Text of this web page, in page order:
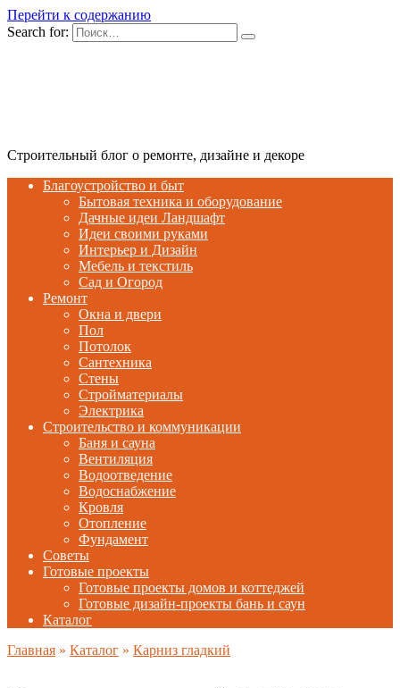
Перейти к содержанию
Search for:
Строительный блог о ремонте, дизайне и декоре
Благоустройство и быт
Бытовая техника и оборудование
Дачные идеи Ландшафт
Идеи своими руками
Интерьер и Дизайн
Мебель и текстиль
Сад и Огород
Ремонт
Окна и двери
Пол
Потолок
Сантехника
Стены
Стройматериалы
Электрика
Строительство и коммуникации
Баня и сауна
Вентиляция
Водоотведение
Водоснабжение
Кровля
Отопление
Фундамент
Советы
Готовые проекты
Готовые проекты домов и коттеджей
Готовые дизайн-проекты бань и саун
Каталог
Главная » Каталог » Карниз гладкий